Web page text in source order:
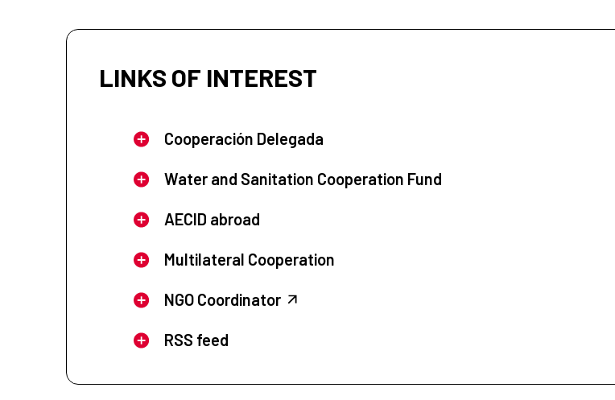
LINKS OF INTEREST
Cooperación Delegada
Water and Sanitation Cooperation Fund
AECID abroad
Multilateral Cooperation
NGO Coordinator
RSS feed